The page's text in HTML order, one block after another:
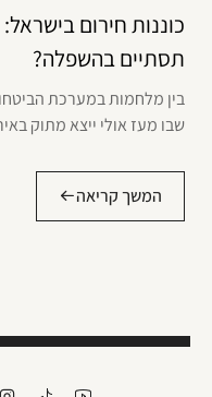
כוננות חירום
תסתיים בהשפלה?
בין מלחמות במערכת
שבו מעז אולי ייצא מתוק
המשך קריאה